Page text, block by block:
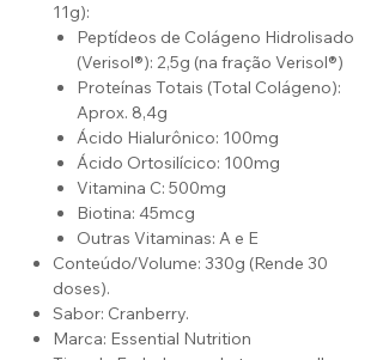
11g):
Peptídeos de Colágeno Hidrolisado
(Verisol®): 2,5g (na fração Verisol®)
Proteínas Totais (Total Colágeno):
Aprox. 8,4g
Ácido Hialurônico: 100mg
Ácido Ortosilícico: 100mg
Vitamina C: 500mg
Biotina: 45mcg
Outras Vitaminas: A e E
Conteúdo/Volume: 330g (Rende 30
doses).
Sabor: Cranberry.
Marca: Essential Nutrition